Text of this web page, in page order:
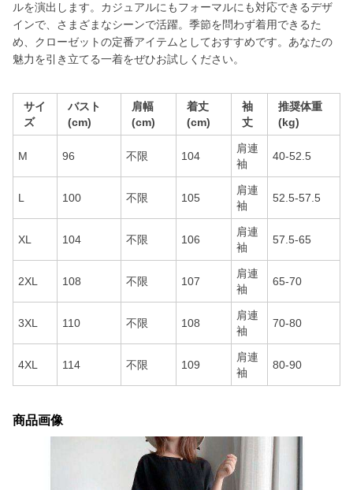
ルを演出します。カジュアルにもフォーマルにも対応できるデザ
インで、さまざまなシーンで活躍。季節を問わず着用できるた
め、クローゼットの定番アイテムとしておすすめです。あなたの
魅力を引き立てる一着をぜひお試しください。
サイ
ズ
バスト
(cm)
肩幅
(cm)
着丈
(cm)
袖
丈
推奨体重
(kg)
M 96 不限 104
肩連
袖
40-52.5
L 100 不限 105
肩連
袖
52.5-57.5
XL 104 不限 106
肩連
袖
57.5-65
2XL 108 不限 107
肩連
袖
65-70
3XL 110 不限 108
肩連
袖
70-80
4XL 114 不限 109
肩連
袖
80-90
商品画像